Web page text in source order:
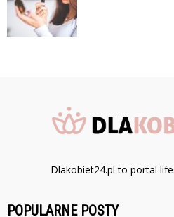
Dlakobiet24.pl to portal
POPULARNE POSTY